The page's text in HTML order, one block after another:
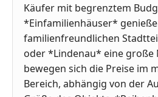
Käufer mit begrenztem
*Einfamilienhäuser*
familienfreundlichen
oder *Lindenau* eine große
bewegen sich die Preise im
Bereich, abhängig von der